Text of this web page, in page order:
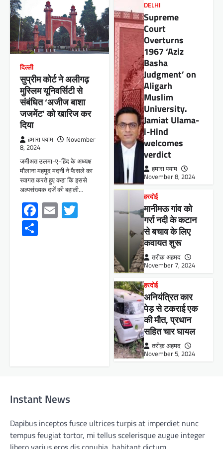
दिल्ली
सुप्रीम कोर्ट ने अलीगढ़
मुस्लिम यूनिवर्सिटी से
संबंधित ‘अजीज बाशा
जजमेंट’ को खारिज कर
दिया
हमारा पयाम
November
8, 2024
जमीअत उलमा-ए-हिंद के अध्यक्ष
मौलाना महमूद मदनी ने फैसले का
स्वागत करते हुए कहा कि इससे
अल्पसंख्यक दर्जे की बहाली…
Facebook
Email Twitter
DELHI
Supreme
Court
Overturns
1967 ‘Aziz
Basha
Judgment’ on
Aligarh
Muslim
University.
Jamiat Ulama-
i-Hind
welcomes
verdict
हमारा पयाम
November 8, 2024
हरदोई
मानीमऊ गांव को
गर्रा नदी के कटान
से बचाव के लिए
कवायत शुरू
तरीक़ अहमद
November 7, 2024
हरदोई
अनियंत्रित कार
पेड़ से टकराई एक
की मौत, प्रधान
सहित चार घायल
तरीक़ अहमद
November 5, 2024
Instant News
Dapibus inceptos fusce ultrices turpis at imperdiet nunc
tempus feugiat tortor, mi tellus scelerisque augue integer